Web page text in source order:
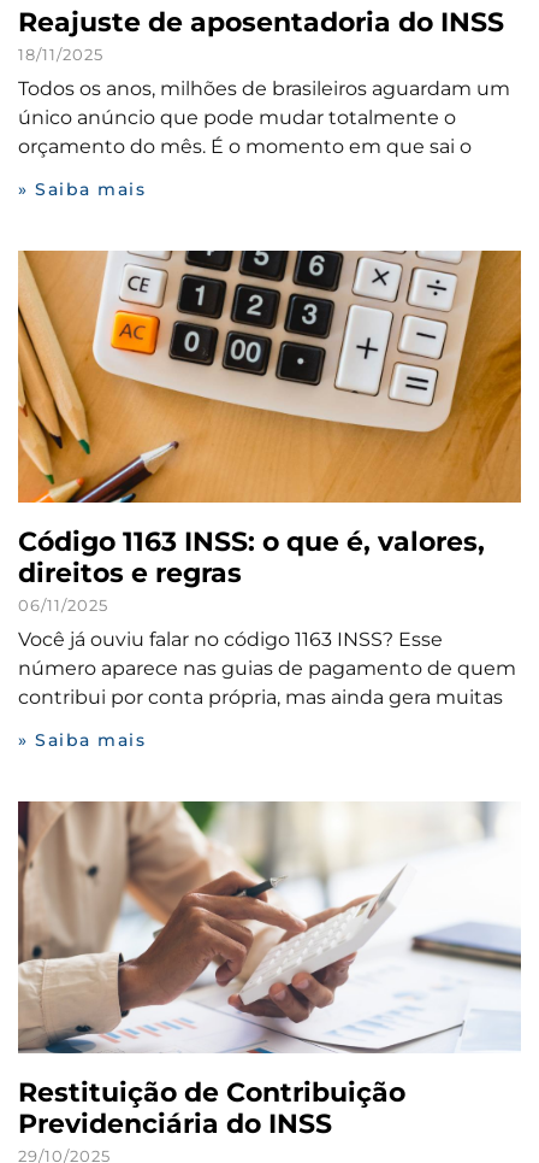
Reajuste de aposentadoria do INSS
18/11/2025
Todos os anos, milhões de brasileiros aguardam um
único anúncio que pode mudar totalmente o
orçamento do mês. É o momento em que sai o
» Saiba mais
Código 1163 INSS: o que é, valores,
direitos e regras
06/11/2025
Você já ouviu falar no código 1163 INSS? Esse
número aparece nas guias de pagamento de quem
contribui por conta própria, mas ainda gera muitas
» Saiba mais
Restituição de Contribuição
Previdenciária do INSS
29/10/2025